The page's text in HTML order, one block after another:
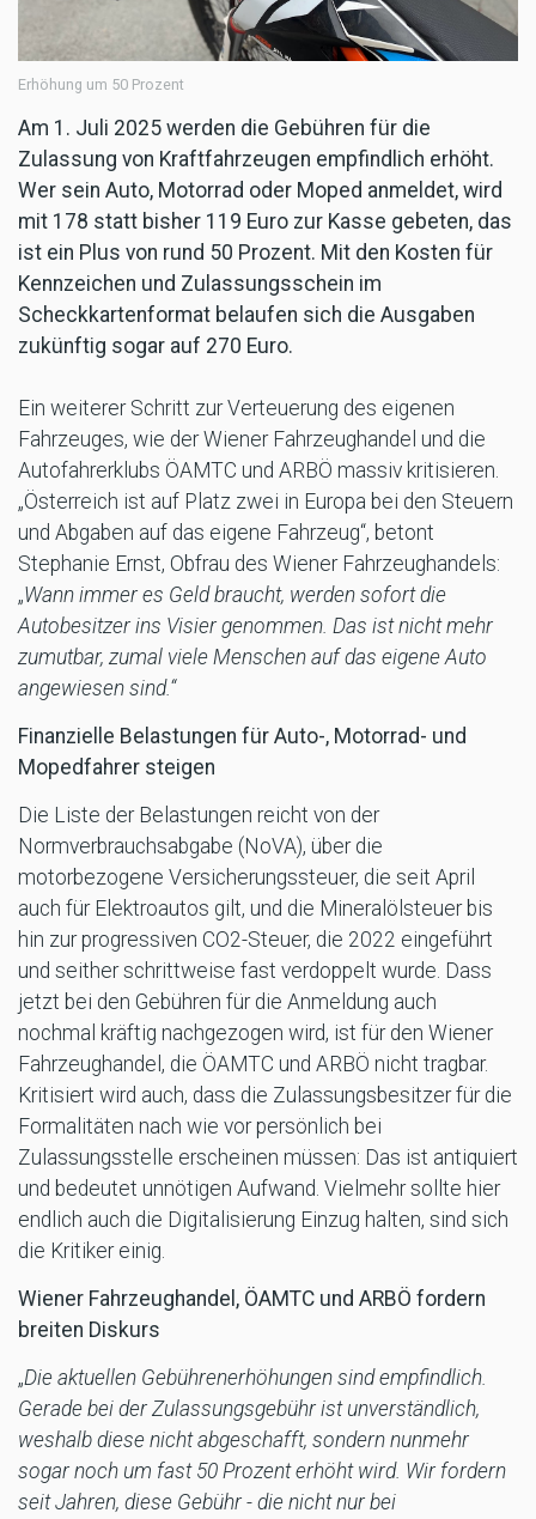
Erhöhung um 50 Prozent
Am 1. Juli 2025 werden die Gebühren für die
Zulassung von Kraftfahrzeugen empfindlich erhöht.
Wer sein Auto, Motorrad oder Moped anmeldet, wird
mit 178 statt bisher 119 Euro zur Kasse gebeten, das
ist ein Plus von rund 50 Prozent. Mit den Kosten für
Kennzeichen und Zulassungsschein im
Scheckkartenformat belaufen sich die Ausgaben
zukünftig sogar auf 270 Euro.
Ein weiterer Schritt zur Verteuerung des eigenen
Fahrzeuges, wie der Wiener Fahrzeughandel und die
Autofahrerklubs ÖAMTC und ARBÖ massiv kritisieren.
„Österreich ist auf Platz zwei in Europa bei den Steuern
und Abgaben auf das eigene Fahrzeug“, betont
Stephanie Ernst, Obfrau des Wiener Fahrzeughandels:
„Wann immer es Geld braucht, werden sofort die
Autobesitzer ins Visier genommen. Das ist nicht mehr
zumutbar, zumal viele Menschen auf das eigene Auto
angewiesen sind.“
Finanzielle Belastungen für Auto-, Motorrad- und
Mopedfahrer steigen
Die Liste der Belastungen reicht von der
Normverbrauchsabgabe (NoVA), über die
motorbezogene Versicherungssteuer, die seit April
auch für Elektroautos gilt, und die Mineralölsteuer bis
hin zur progressiven CO2-Steuer, die 2022 eingeführt
und seither schrittweise fast verdoppelt wurde. Dass
jetzt bei den Gebühren für die Anmeldung auch
nochmal kräftig nachgezogen wird, ist für den Wiener
Fahrzeughandel, die ÖAMTC und ARBÖ nicht tragbar.
Kritisiert wird auch, dass die Zulassungsbesitzer für die
Formalitäten nach wie vor persönlich bei
Zulassungsstelle erscheinen müssen: Das ist antiquiert
und bedeutet unnötigen Aufwand. Vielmehr sollte hier
endlich auch die Digitalisierung Einzug halten, sind sich
die Kritiker einig.
Wiener Fahrzeughandel, ÖAMTC und ARBÖ fordern
breiten Diskurs
„Die aktuellen Gebührenerhöhungen sind empfindlich.
Gerade bei der Zulassungsgebühr ist unverständlich,
weshalb diese nicht abgeschafft, sondern nunmehr
sogar noch um fast 50 Prozent erhöht wird. Wir fordern
seit Jahren, diese Gebühr - die nicht nur bei